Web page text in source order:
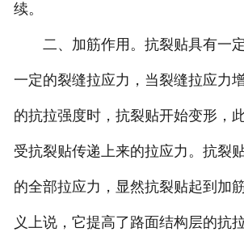
续。
二、加筋作用。抗裂贴具有一定
一定的裂缝拉应力，当裂缝拉应力
的抗拉强度时，抗裂贴开始变形，
受抗裂贴传递上来的拉应力。抗裂
的全部拉应力，显然抗裂贴起到加
义上说，它提高了路面结构层的抗拉